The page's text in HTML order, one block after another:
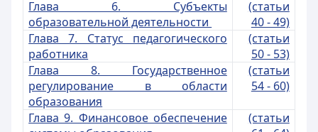
Глава 6. Субъекты
образовательной деятельности
(статьи
40 - 49)
Глава 7. Статус педагогического
работника
(статьи
50 - 53)
Глава 8. Государственное
регулирование в области
образования
(статьи
54 - 60)
Глава 9. Финансовое обеспечение
(статьи